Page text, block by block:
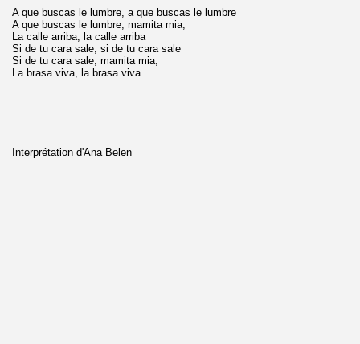
A que buscas le lumbre, a que buscas le lumbre
A que buscas le lumbre, mamita mia,
La calle arriba, la calle arriba
Si de tu cara sale, si de tu cara sale
Si de tu cara sale, mamita mia,
La brasa viva, la brasa viva
Interprétation d'Ana Belen